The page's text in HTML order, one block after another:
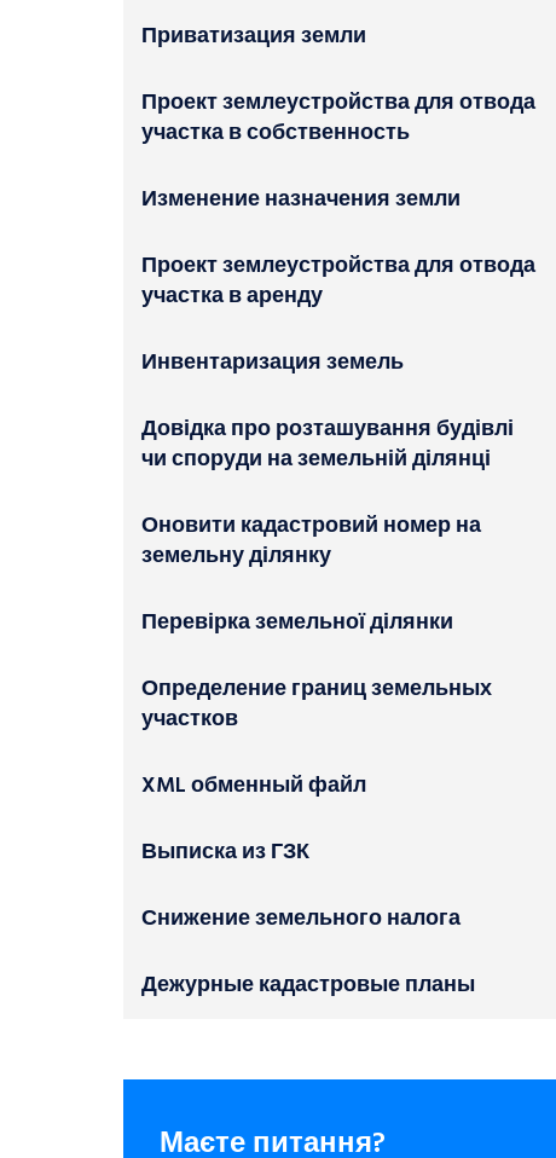
Приватизация земли
Проект землеустройства для отвода
участка в собственность
Изменение назначения земли
Проект землеустройства для отвода
участка в аренду
Инвентаризация земель
Довідка про розташування будівлі
чи споруди на земельній ділянці
Оновити кадастровий номер на
земельну ділянку
Перевірка земельної ділянки
Определение границ земельных
участков
XML обменный файл
Выписка из ГЗК
Снижение земельного налога
Дежурные кадастровые планы
Маєте питання?